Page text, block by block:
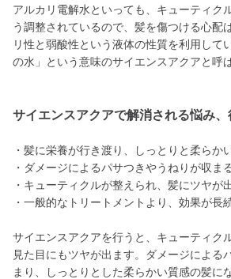
アルカリ電解水といっても、キューティク
う調整されているので、髪を傷つける心配
リ性と弱酸性という液体の性質を利用して
の水」という意味のサイエンスアクアと呼
サイエンスアクアで解消される悩み、
・髪に栄養が行き渡り、しっとりと柔らか
・ダメージによるパサつきやうねりが収ま
・キューティクルが整えられ、髪にツヤが
・一般的なトリートメントより、効果が長
サイエンスアクアを行うと、キューティク
見た目にもツヤが出ます。ダメージによる
まり、しっとりとした柔らかい質感の髪に